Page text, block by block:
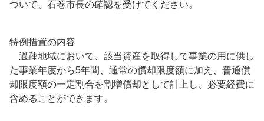
ついて、石巻市長の確認を受けてください。
特例措置の内容
過疎地域において、該当資産を取得して事業の用に供し
た事業年度から5年間、通常の償却限度額に加え、普通償
却限度額の一定割合を割増償却として計上し、必要経費に
含めることができます。